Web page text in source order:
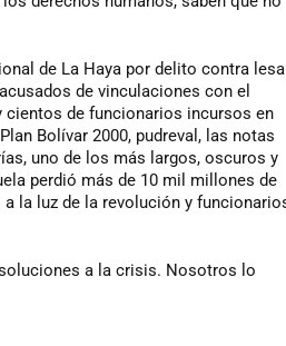
de La Haya por delito contra lesa
de vinculaciones con el
cientos de funcionarios incursos en
Bolívar 2000, pudreval, las notas
uno de los más largos, oscuros y
perdió más de 10 mil millones de
la luz de la revolución y
a la crisis. Nosotros lo